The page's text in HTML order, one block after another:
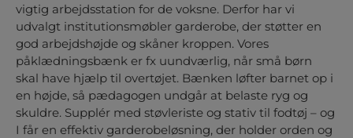
vigtig arbejdsstation for de voksne. Derfor har vi
udvalgt institutionsmøbler garderobe, der støtter en
god arbejdshøjde og skåner kroppen. Vores
påklædningsbænk er fx uundværlig, når små børn
skal have hjælp til overtøjet. Bænken løfter barnet op i
en højde, så pædagogen undgår at belaste ryg og
skuldre. Supplér med støvleriste og stativ til fodtøj – og
I får en effektiv garderobeløsning, der holder orden og